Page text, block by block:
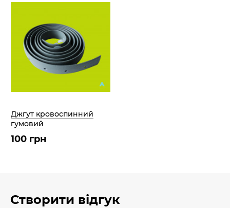
Джгут кровоспинний
гумовий
100 грн
Створити відгук